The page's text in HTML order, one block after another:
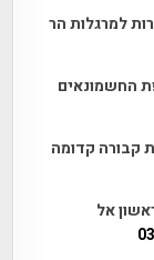
למרגלות הר
החשמונאים
קבורה קדומה
אל